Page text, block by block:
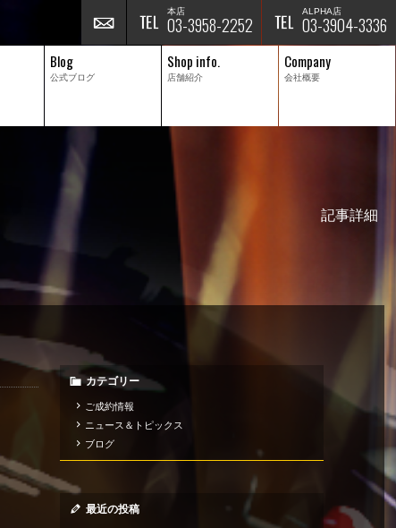
ALPHA店
03-3904-3336
本店
03-3958-2252
Blog
公式ブログ
Shop info.
店舗紹介
Company
会社概要
記事詳細
カテゴリー
ご成約情報
ニュース＆トピックス
ブログ
最近の投稿